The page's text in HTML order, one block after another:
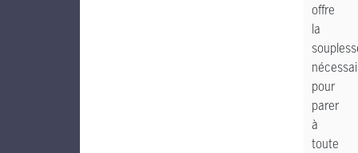
offre
la
pour
parer
à
toute